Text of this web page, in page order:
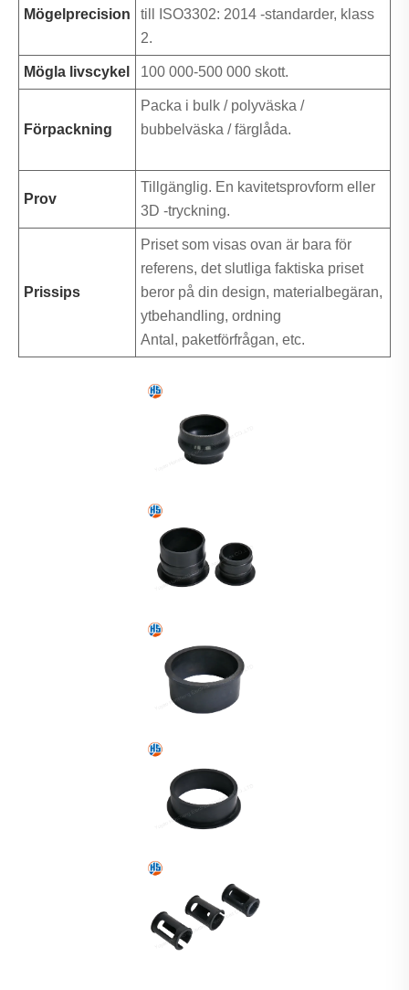
Mögelprecision
till ISO3302: 2014 -standarder, klass
2.
Mögla livscykel 100 000-500 000 skott.
Förpackning
Packa i bulk / polyväska /
bubbelväska / färglåda.
Prov
Tillgänglig. En kavitetsprovform eller
3D -tryckning.
Prissips
Priset som visas ovan är bara för
referens, det slutliga faktiska priset
beror på din design, materialbegäran,
ytbehandling, ordning
Antal, paketförfrågan, etc.